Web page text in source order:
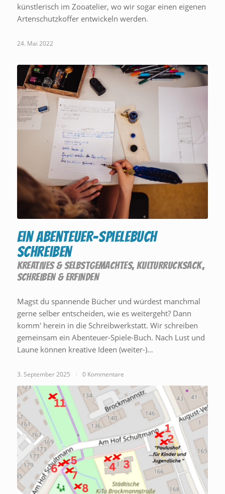
künstlerisch im Zooatelier, wo wir sogar einen eigenen
Artenschutzkoffer entwickeln werden.
24. Mai 2022
Ein Abenteuer-Spielebuch
schreiben
KREATIVES & SELBSTGEMACHTES, KULTURRUCKSACK,
SCHREIBEN & ERFINDEN
Magst du spannende Bücher und würdest manchmal
gerne selber entscheiden, wie es weitergeht? Dann
komm' herein in die Schreibwerkstatt. Wir schreiben
gemeinsam ein Abenteuer-Spiele-Buch. Nach Lust und
Laune können kreative Ideen (weiter-)…
3. September 2025 / 0 Kommentare